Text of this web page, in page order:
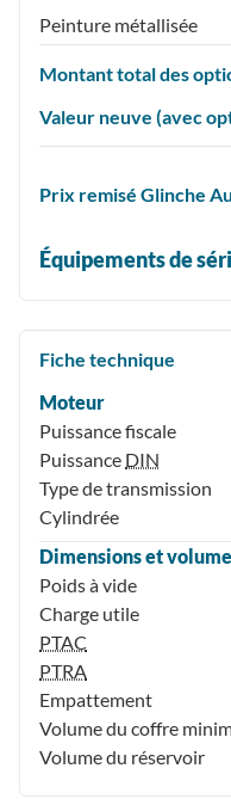
Peinture métallisée
Montant total des
Valeur neuve (avec
Prix remisé Glinche
Équipements de
Fiche technique
Moteur
Puissance fiscale
Puissance DIN
Type de transmission
Cylindrée
Dimensions et
Poids à vide
Charge utile
PTAC
PTRA
Empattement
Volume du coffre
Volume du réservoir